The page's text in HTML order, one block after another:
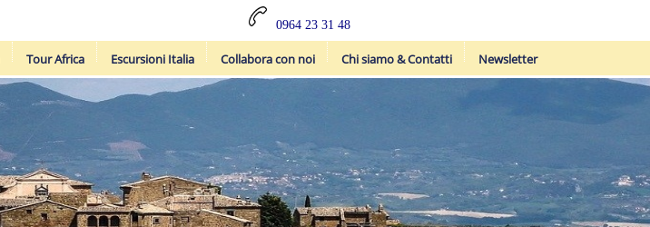
0964 23 31 48
Tour Africa Escursioni Italia Collabora con noi Chi siamo & Contatti Newsletter